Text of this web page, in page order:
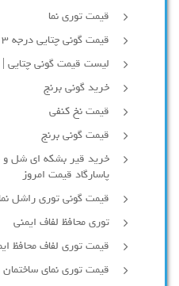
قیمت توری نما
قیمت گونی چتایی درجه ۳ سه | خرید امروز
لیست قیمت گونی چتایی |
خرید گونی برنج
قیمت نخ کنفی
قیمت گونی برنج
خرید قیر بشکه ای شل و
پاسارگاد قیمت امروز
قیمت گونی توری راشل نما
توری محافظ لفاف ایمنی
قیمت توری لفاف محافظ
قیمت توری نمای ساختمان